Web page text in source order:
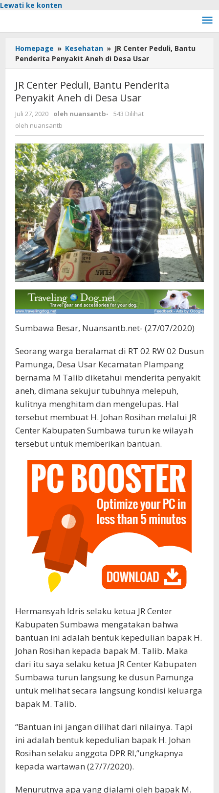
Lewati ke konten
Homepage » Kesehatan » JR Center Peduli, Bantu
Penderita Penyakit Aneh di Desa Usar
JR Center Peduli, Bantu Penderita
Penyakit Aneh di Desa Usar
Juli 27, 2020 oleh nuansantb-
543 Dilihat
oleh nuansantb
Sumbawa Besar, Nuansantb.net- (27/07/2020)
Seorang warga beralamat di RT 02 RW 02 Dusun
Pamunga, Desa Usar Kecamatan Plampang
bernama M Talib diketahui menderita penyakit
aneh, dimana sekujur tubuhnya melepuh,
kulitnya menghitam dan mengelupas. Hal
tersebut membuat H. Johan Rosihan melalui JR
Center Kabupaten Sumbawa turun ke wilayah
tersebut untuk memberikan bantuan.
Hermansyah Idris selaku ketua JR Center
Kabupaten Sumbawa mengatakan bahwa
bantuan ini adalah bentuk kepedulian bapak H.
Johan Rosihan kepada bapak M. Talib. Maka
dari itu saya selaku ketua JR Center Kabupaten
Sumbawa turun langsung ke dusun Pamunga
untuk melihat secara langsung kondisi keluarga
bapak M. Talib.
“Bantuan ini jangan dilihat dari nilainya. Tapi
ini adalah bentuk kepedulian bapak H. Johan
Rosihan selaku anggota DPR RI,”ungkapnya
kepada wartawan (27/7/2020).
Menurutnya apa yang dialami oleh bapak M.